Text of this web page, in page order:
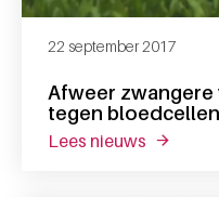
Afweer
tegen
22 september 2017
lees nieuws over